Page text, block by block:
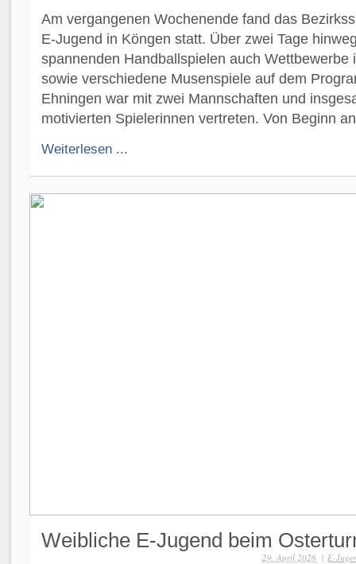
Am vergangenen Wochenende fand das
E-Jugend in Köngen statt. Über zwei Tage
spannenden Handballspielen auch Wettbewerbe
sowie verschiedene Musenspiele auf dem
Ehningen war mit zwei Mannschaften und
motivierten Spielerinnen vertreten. Von Beginn
Weiterlesen ...
Weibliche E-Jugend beim
| E-
29. April 2026